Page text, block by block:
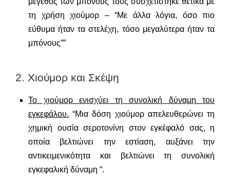
τη χρήση χιούμορ – “Με άλλα λόγια, όσο πιο
εύθυμα ήταν τα στελέχη, τόσο μεγαλύτερα ήταν τα
μπόνους””
2. Χιούμορ και Σκέψη
Το χιούμορ ενισχύει τη συνολική δύναμη του
εγκεφάλου. “Μια δόση χιούμορ απελευθερώνει τη
χημική ουσία σεροτονίνη στον εγκέφαλό σας, η
οποία βελτιώνει την εστίαση, αυξάνει την
αντικειμενικότητα και βελτιώνει τη συνολική
εγκεφαλική δύναμη “.